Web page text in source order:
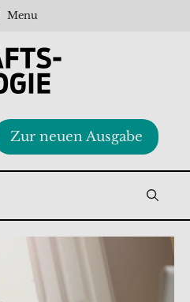
Menu
Zur neuen Ausgabe